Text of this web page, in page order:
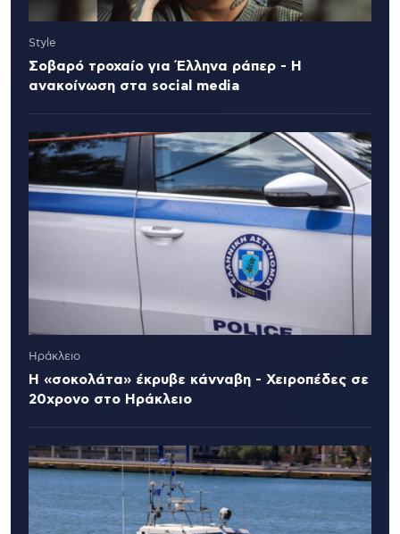
Style
Σοβαρό τροχαίο για Έλληνα ράπερ - Η
ανακοίνωση στα social media
Ηράκλειο
Η «σοκολάτα» έκρυβε κάνναβη - Χειροπέδες σε
20χρονο στο Ηράκλειο